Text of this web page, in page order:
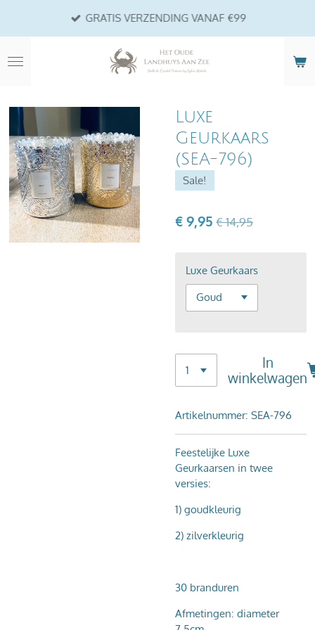
de
GRATIS VERZENDING VANAF €99
Luxe
Geurkaars
(SEA-796)
Sale!
€ 9,95 € 14,95
Luxe Geurkaars
In
winkelwagen
Artikelnummer: SEA-796
Feestelijke Luxe
Geurkaarsen in twee
versies:
1) goudkleurig
2) zilverkleurig
30 branduren
Afmetingen: diameter